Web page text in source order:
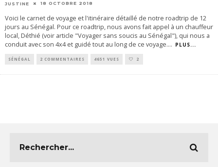
JUSTINE 18 OCTOBRE 2018
Voici le carnet de voyage et l'itinéraire détaillé de notre roadtrip de 12
jours au Sénégal. Pour ce roadtrip, nous avons fait appel à un chauffeur
local, Déthié (voir article "Voyager sans soucis au Sénégal"), qui nous a
conduit avec son 4x4 et guidé tout au long de ce voyage.... PLUS...
SÉNÉGAL 2 COMMENTAIRES 4651 VUES 2